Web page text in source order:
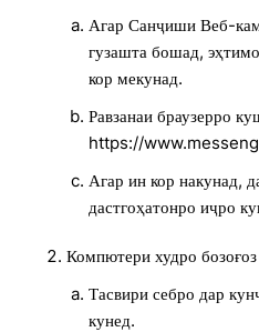
Агар Санҷиши Веб-
гузашта бошад,
кор мекунад.
Равзанаи браузерро
https://
Агар ин кор накунад,
дастгоҳатонро иҷро
Компютери худро
Тасвири себро дар
кунед.